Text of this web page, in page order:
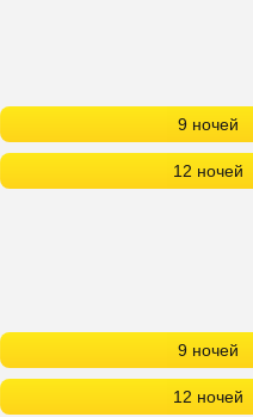
9 ночей
12 ночей
9 ночей
12 ночей